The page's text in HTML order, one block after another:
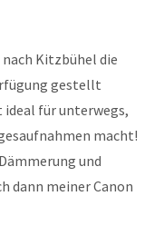
nach Kitzbühel die
gestellt
ideal für unterwegs,
macht!
und
dann meiner Canon